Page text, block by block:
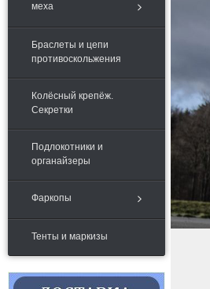
меха
Браслеты и цепи
противоскольжения
Колёсный крепёж.
Секретки
Подлокотники и
органайзеры
Фаркопы
Тенты и маркизы